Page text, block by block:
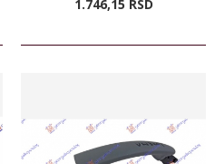
1.746,15 RSD